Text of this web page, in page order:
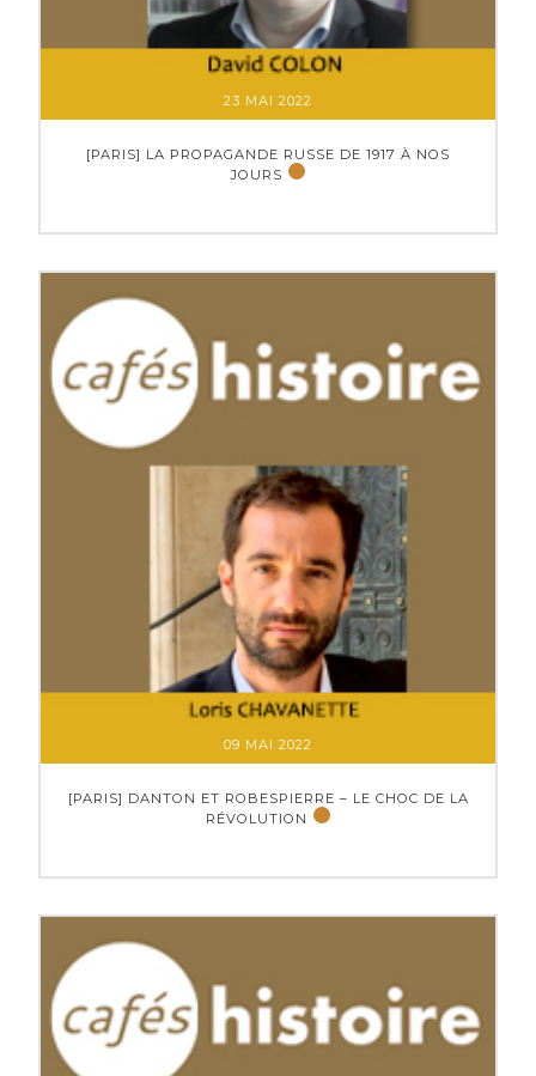
23 MAI 2022
[PARIS] LA PROPAGANDE RUSSE DE 1917 À NOS
JOURS
09 MAI 2022
[PARIS] DANTON ET ROBESPIERRE – LE CHOC DE LA
RÉVOLUTION